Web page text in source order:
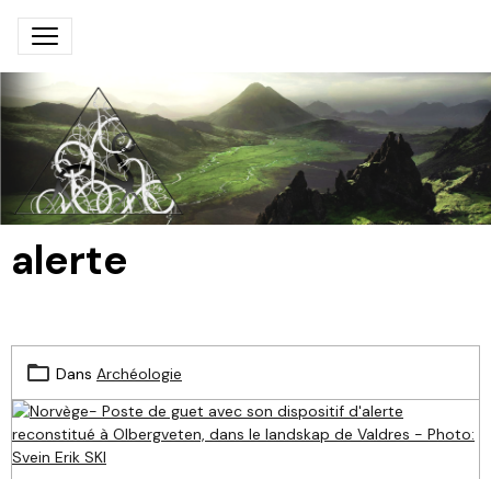
alerte
Dans Archéologie